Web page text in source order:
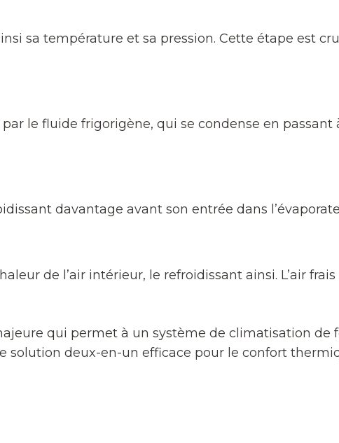
sa température et sa pression. Cette étape est
le fluide frigorigène, qui se condense en
davantage avant son entrée dans
de l’air intérieur, le refroidissant ainsi. L’air
qui permet à un système de climatisation
solution deux-en-un efficace pour le confort